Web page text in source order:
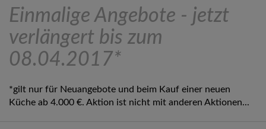
Einmalige Angebote - jetzt
verlängert bis zum
08.04.2017*
*gilt nur für Neuangebote und beim Kauf einer neuen
Küche ab 4.000 €. Aktion ist nicht mit anderen Aktionen...